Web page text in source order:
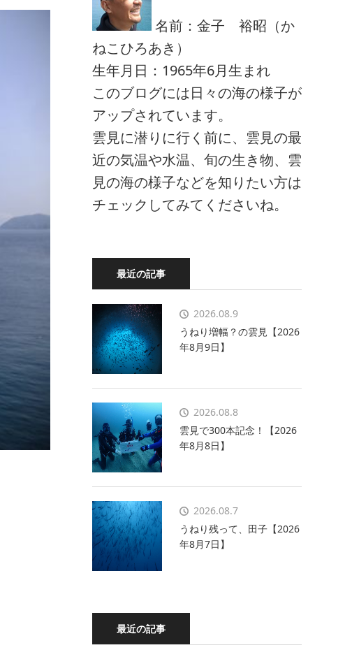
名前：金子 裕昭（か
ねこひろあき）
生年月日：1965年6月生まれ
このブログには日々の海の様子が
アップされています。
雲見に潜りに行く前に、雲見の最
近の気温や水温、旬の生き物、雲
見の海の様子などを知りたい方は
チェックしてみてくださいね。
最近の記事
2026.08.9
うねり増幅？の雲見【2026
年8月9日】
2026.08.8
雲見で300本記念！【2026
年8月8日】
2026.08.7
うねり残って、田子【2026
年8月7日】
最近の記事